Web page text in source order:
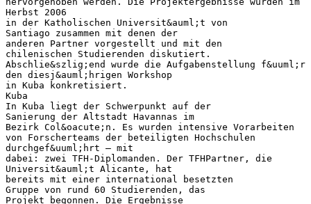
Herbst 2006
in der Katholischen Universit&auml;t von
Santiago zusammen mit denen der
anderen Partner vorgestellt und mit den
chilenischen Studierenden diskutiert.
Abschlie&szlig;end wurde die Aufgabenstellung f&uuml;r
den diesj&auml;hrigen Workshop
in Kuba konkretisiert.
Kuba
In Kuba liegt der Schwerpunkt auf der
Sanierung der Altstadt Havannas im
Bezirk Col&oacute;n. Es wurden intensive Vorarbeiten
von Forscherteams der beteiligten Hochschulen
durchgef&uuml;hrt – mit
dabei: zwei TFH-Diplomanden. Der TFHPartner, die
Universit&auml;t Alicante, hat
bereits mit einer international besetzten
Gruppe von rund 60 Studierenden, das
Projekt begonnen. Die Ergebnisse